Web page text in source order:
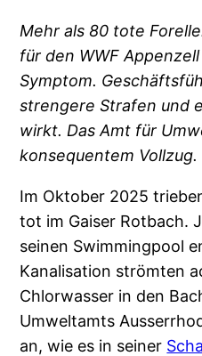
Mehr als 80 tote
für den WWF
Symptom.
strengere Strafen und
wirkt. Das Amt für
konsequentem Vollzug.
Im Oktober 2025
tot im Gaiser Rotbach.
seinen Swimmingpool
Kanalisation strömten
Chlorwasser in den
Umweltamts
an, wie es in seiner